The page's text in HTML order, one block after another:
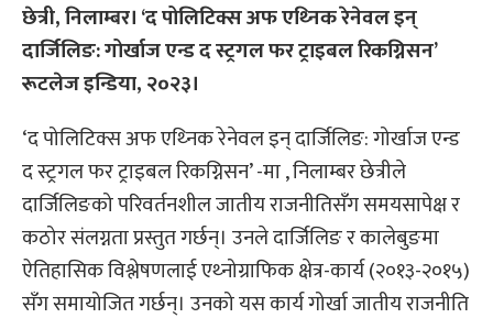
छेत्री, निलाम्बर। ‘द पोलिटिक्स अफ एथ्निक रेनेवल इन्
दार्जिलिङ: गोर्खाज एन्ड द स्ट्रगल फर ट्राइबल रिकग्निसन’
रूटलेज इन्डिया, २०२३।
‘द पोलिटिक्स अफ एथ्निक रेनेवल इन् दार्जिलिङ: गोर्खाज एन्ड
द स्ट्रगल फर ट्राइबल रिकग्निसन’ -मा , निलाम्बर छेत्रीले
दार्जिलिङको परिवर्तनशील जातीय राजनीतिसँग समयसापेक्ष र
कठोर संलग्नता प्रस्तुत गर्छन्। उनले दार्जिलिङ र कालेबुङमा
ऐतिहासिक विश्लेषणलाई एथ्नोग्राफिक क्षेत्र-कार्य (२०१३-२०१५)
सँग समायोजित गर्छन्। उनको यस कार्य गोर्खा जातीय राजनीति